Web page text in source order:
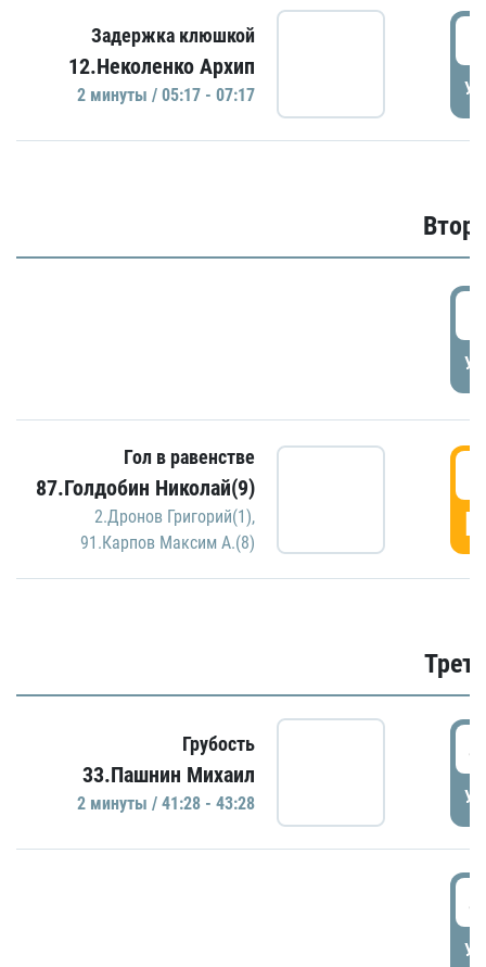
Задержка клюшкой
12.Неколенко Архип
2 минуты / 05:17 - 07:17
Гол в равенстве
87.Голдобин Николай(9)
2.Дронов Григорий(1),
91.Карпов Максим А.(8)
Грубость
33.Пашнин Михаил
2 минуты / 41:28 - 43:28